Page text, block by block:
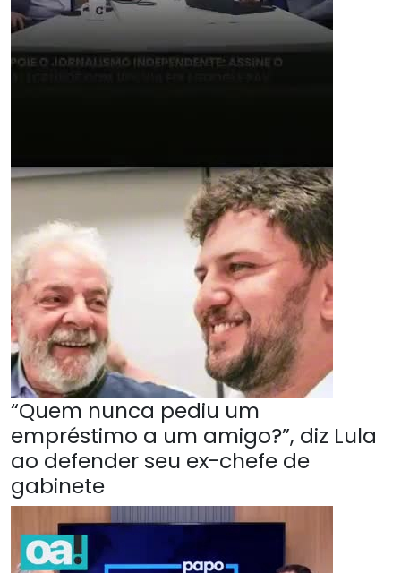
“Quem nunca pediu um
empréstimo a um amigo?”, diz Lula
ao defender seu ex-chefe de
gabinete